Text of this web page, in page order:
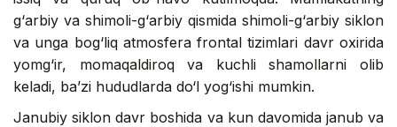
g‘arbiy va shimoli-g‘arbiy qismida shimoli-g‘arbiy siklon
va unga bog‘liq atmosfera frontal tizimlari davr oxirida
yomg‘ir, momaqaldiroq va kuchli shamollarni olib
keladi, ba’zi hududlarda do‘l yog‘ishi mumkin.
Janubiy siklon davr boshida va kun davomida janub va